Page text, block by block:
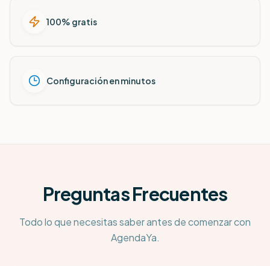
100% gratis
Configuración en minutos
Preguntas Frecuentes
Todo lo que necesitas saber antes de comenzar con
AgendaYa.